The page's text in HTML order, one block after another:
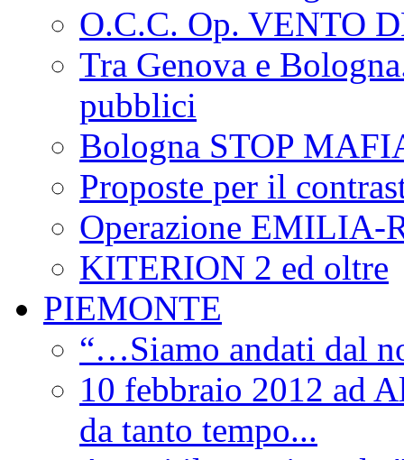
O.C.C. Op. VENTO
Tra Genova e
pubblici
Bologna STOP
Proposte per il
Operazione EMILIA-
KITERION 2 ed oltre
PIEMONTE
“…Siamo andati dal
10 febbraio 2012 ad
da tanto tempo...